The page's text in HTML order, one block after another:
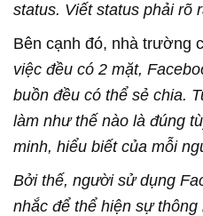
status. Viết status phải rõ
Bên cạnh đó, nhà trường
việc đều có 2 mặt,
buồn đều có thể sẻ chia.
làm như thế nào là đúng
minh, hiểu biết của mỗi
Bởi thế, người sử dụng
nhắc để thể hiện sự